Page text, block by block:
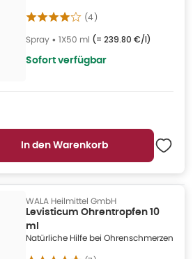
(4)
Spray • 1X50 ml (= 239.80 €/l)
Sofort verfügbar
In den Warenkorb
WALA Heilmittel GmbH
Levisticum Ohrentropfen 10
ml
Natürliche Hilfe bei Ohrenschmerzen